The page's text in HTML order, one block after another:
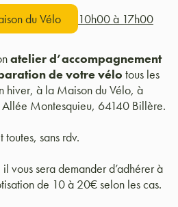
du Vélo 10h00 à 17h00
atelier d’accompagnement
de votre vélo tous les
hiver, à la Maison du Vélo, à
Montesquieu, 64140 Billère.
toutes, sans rdv.
vous sera demander d’adhérer à
de 10 à 20€ selon les cas.